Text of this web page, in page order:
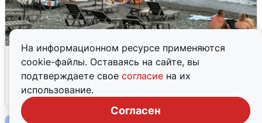
На информационном ресурсе применяются
cookie-файлы. Оставаясь на сайте, вы
подтверждаете свое согласие на их
использование.
Согласен
Жители и туристы Сочи рассказали
об атаке БПЛА 5 августа
5 августа 0